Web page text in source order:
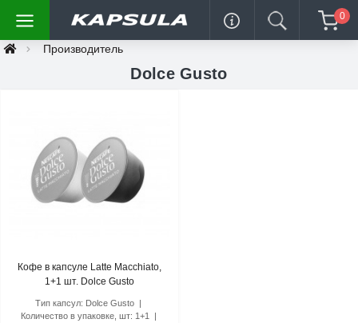
0
Производитель
Dolce Gusto
Кофе в капсуле Latte Macchiato,
1+1 шт. Dolce Gusto
Тип капсул: Dolce Gusto
Количество в упаковке, шт: 1+1